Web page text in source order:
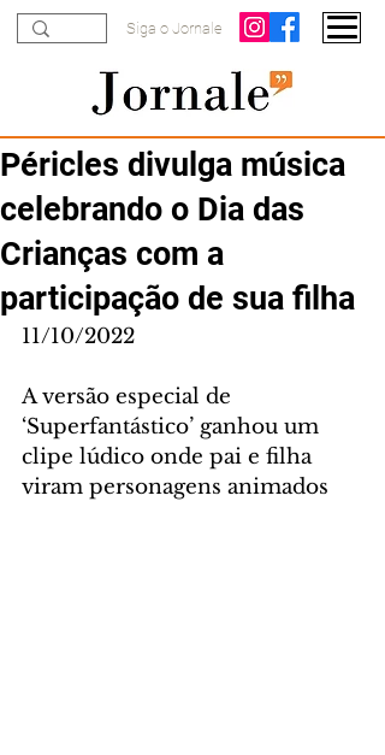
Siga o Jornale
Péricles divulga música
celebrando o Dia das
Crianças com a
participação de sua filha
11/10/2022
A versão especial de
‘Superfantástico’ ganhou um
clipe lúdico onde pai e filha
viram personagens animados